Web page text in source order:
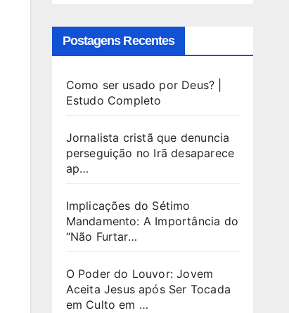
Postagens Recentes
Como ser usado por Deus? |
Estudo Completo
Jornalista cristã que denuncia
perseguição no Irã desaparece
ap…
Implicações do Sétimo
Mandamento: A Importância do
“Não Furtar…
O Poder do Louvor: Jovem
Aceita Jesus após Ser Tocada
em Culto em …